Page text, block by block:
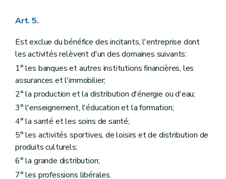
Art. 5.
Est exclue du bénéfice des incitants, l'entreprise dont
les activités relèvent d'un des domaines suivants:
1° les banques et autres institutions financières, les
assurances et l'immobilier;
2° la production et la distribution d'énergie ou d'eau;
3° l'enseignement, l'éducation et la formation;
4° la santé et les soins de santé;
5° les activités sportives, de loisirs et de distribution de
produits culturels;
6° la grande distribution;
7° les professions libérales.